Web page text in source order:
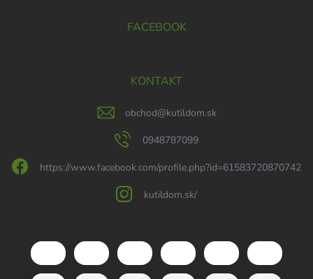
FACEBOOK
KONTAKT
obchod@kutildom.sk
0948787099
https://www.facebook.com/profile.php?id=61583720870742
kutildom.sk/